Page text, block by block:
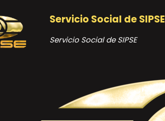
Servicio Social de SIPSE
Servicio Social de SIPSE